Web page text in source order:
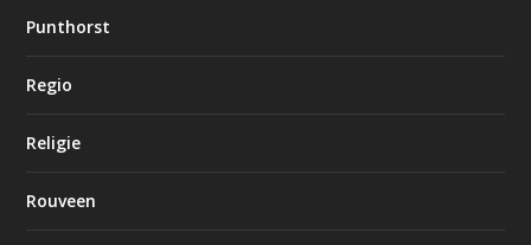
Punthorst
Regio
Religie
Rouveen